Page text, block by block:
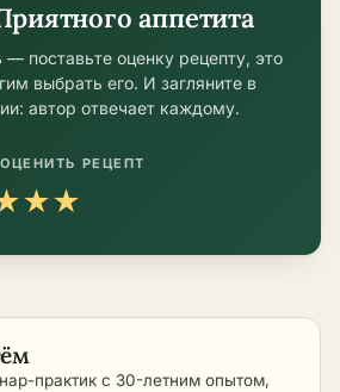
аппетита
— поставьте оценку рецепту, это
выбрать его. И загляните в
автор отвечает каждому.
ОЦЕНИТЬ РЕЦЕПТ
★★
практик с 30-летним опытом,